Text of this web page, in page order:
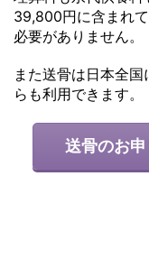
39,800円に含まれ
必要がありません。
また送骨は日本全
らも利用できます。
送骨のお